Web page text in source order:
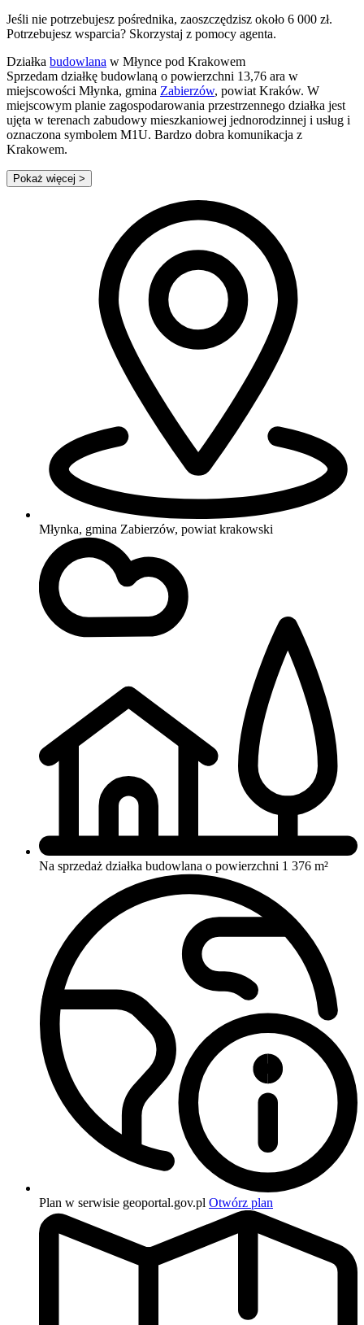
Jeśli nie potrzebujesz pośrednika, zaoszczędzisz około 6 000 zł.
Potrzebujesz wsparcia? Skorzystaj z pomocy agenta.
Działka budowlana w Młynce pod Krakowem
Sprzedam działkę budowlaną o powierzchni 13,76 ara w
miejscowości Młynka, gmina Zabierzów, powiat Kraków. W
miejscowym planie zagospodarowania przestrzennego działka jest
ujęta w terenach zabudowy mieszkaniowej jednorodzinnej i usług i
oznaczona symbolem M1U. Bardzo dobra komunikacja z
Krakowem.
Pokaż więcej >
Młynka, gmina Zabierzów, powiat krakowski
Na sprzedaż działka budowlana o powierzchni 1 376 m²
Plan w serwisie geoportal.gov.pl Otwórz plan